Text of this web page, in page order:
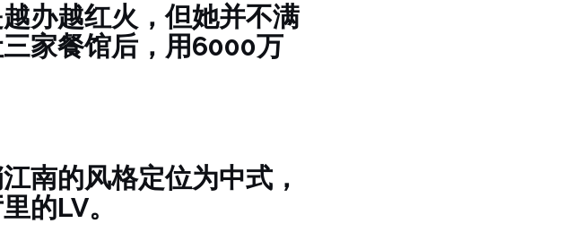
办越红火，但她并不满
家餐馆后，用6000万
南的风格定位为中式，
的LV。